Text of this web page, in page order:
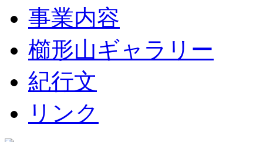
事業内容
櫛形山ギャラリー
紀行文
リンク